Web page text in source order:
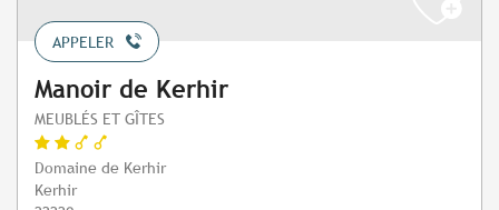
APPELER
Manoir de Kerhir
MEUBLÉS ET GÎTES
Domaine de Kerhir
Kerhir